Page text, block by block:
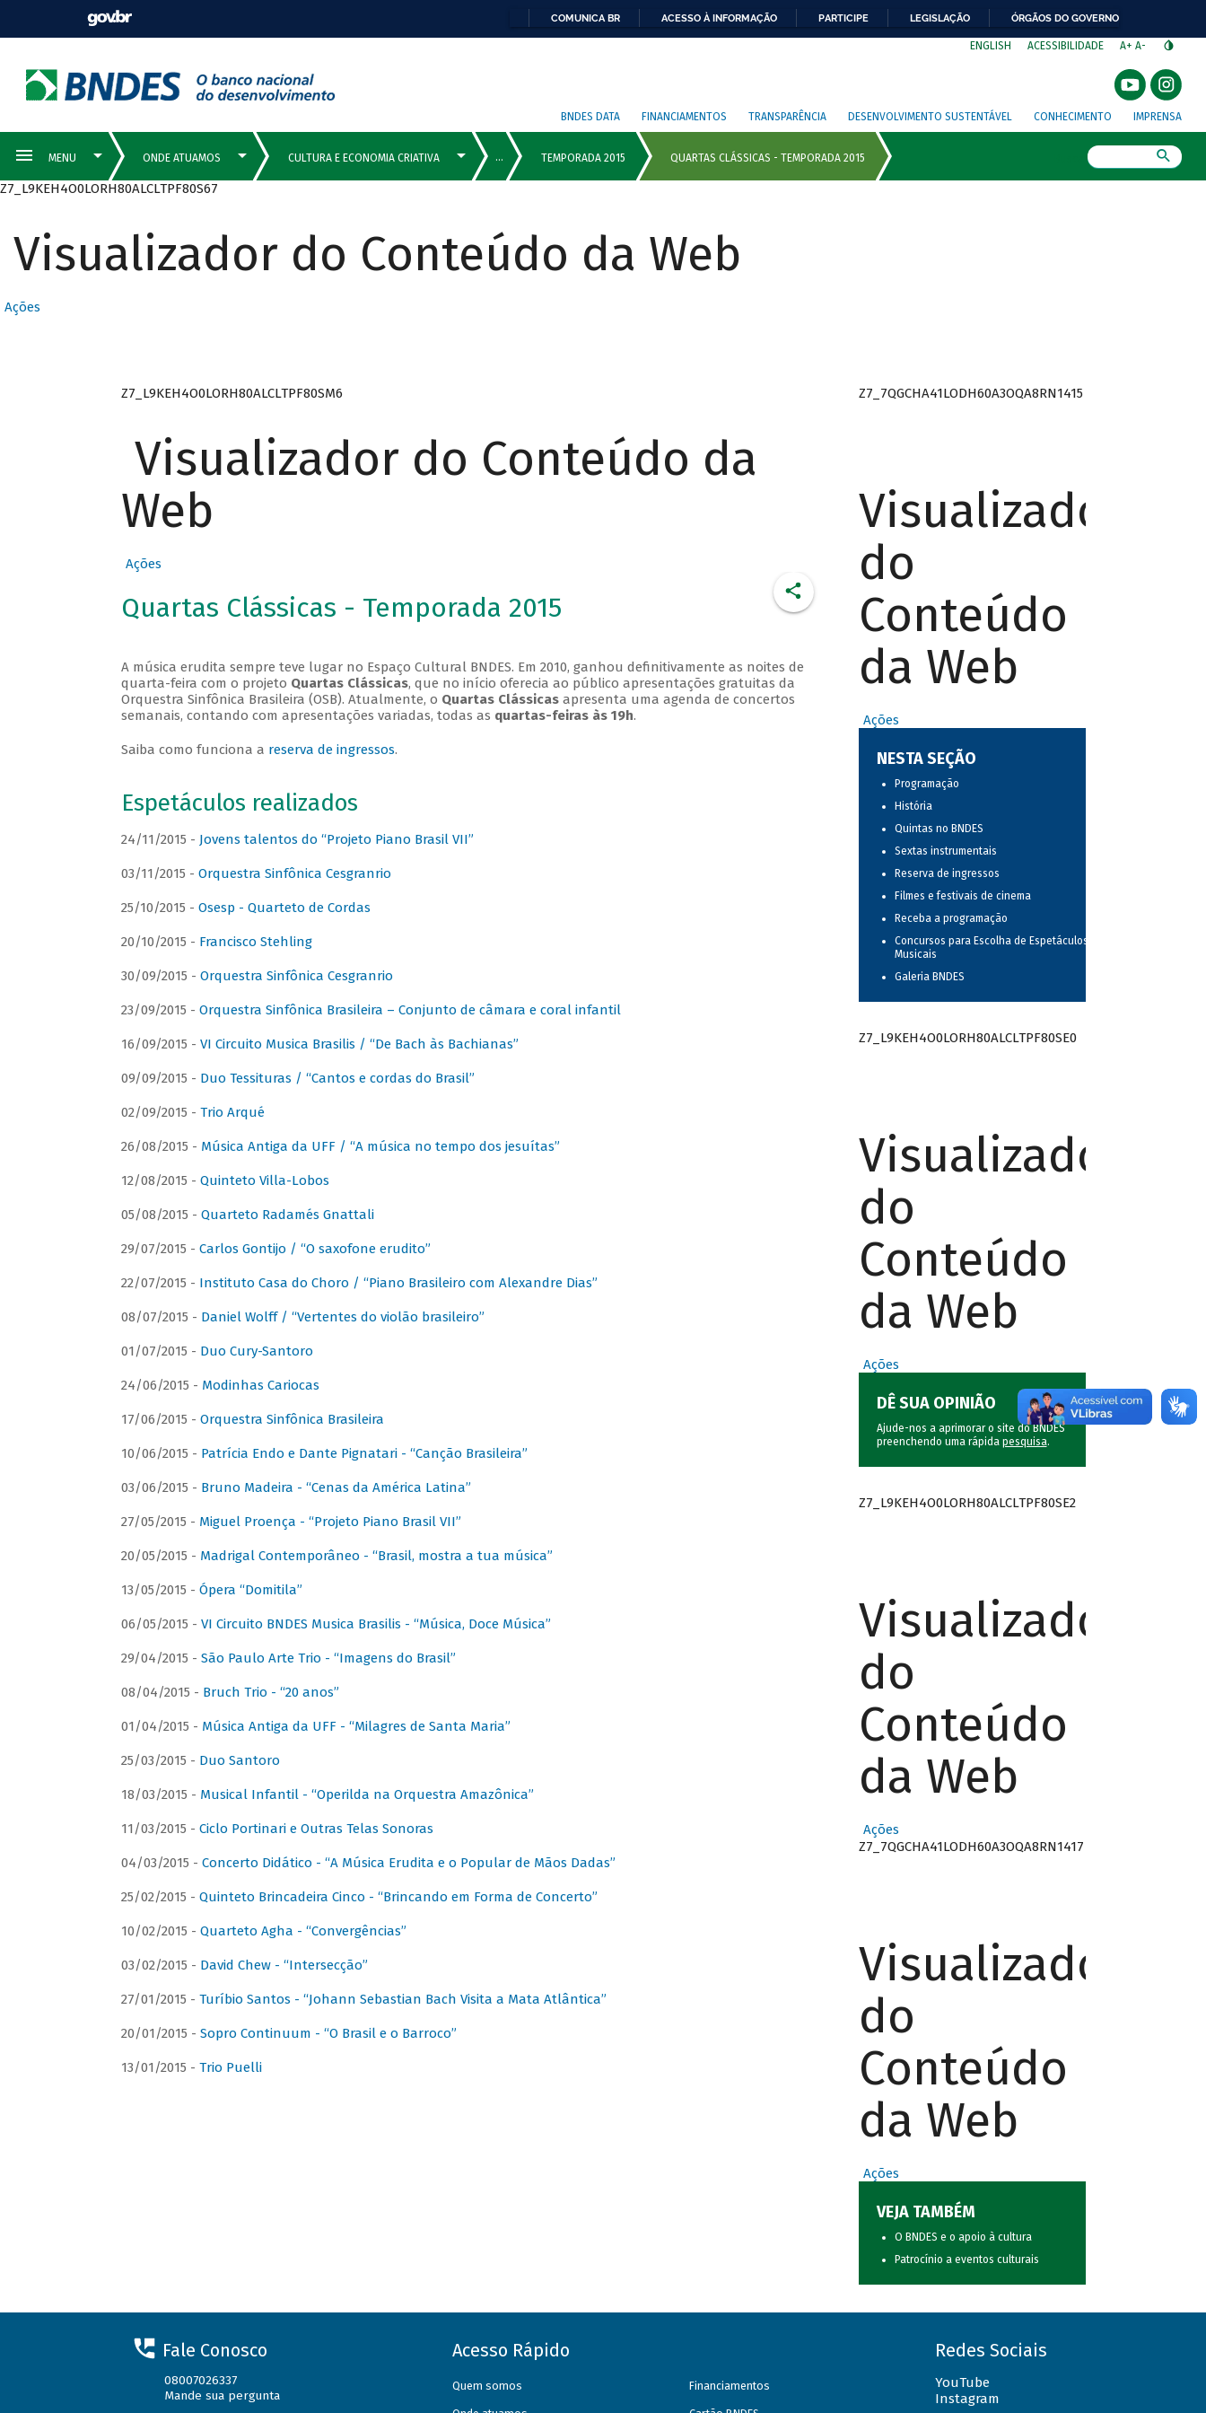
COMUNICA BR ACESSO À INFORMAÇÃO PARTICIPE LEGISLAÇÃO ÓRGÃOS DO GOVERNO
ENGLISH ACESSIBILIDADE A+ A-
BNDES DATA FINANCIAMENTOS TRANSPARÊNCIA DESENVOLVIMENTO SUSTENTÁVEL CONHECIMENTO IMPRENSA
Z7_L9KEH4O0LORH80ALCLTPF80S67
Visualizador do Conteúdo da Web
Ações
Z7_L9KEH4O0LORH80ALCLTPF80SM6
Visualizador do Conteúdo da
Web
Ações
Quartas Clássicas - Temporada 2015
A música erudita sempre teve lugar no Espaço Cultural BNDES. Em 2010, ganhou definitivamente as noites de
quarta-feira com o projeto Quartas Clássicas, que no início oferecia ao público apresentações gratuitas da
Orquestra Sinfônica Brasileira (OSB). Atualmente, o Quartas Clássicasapresenta uma agenda de concertos
semanais, contando com apresentações variadas, todas as quartas-feiras às 19h.
Saiba como funciona a reserva de ingressos.
Espetáculos realizados
24/11/2015 - Jovens talentos do “Projeto Piano Brasil VII”
03/11/2015 - Orquestra Sinfônica Cesgranrio
25/10/2015 - Osesp - Quarteto de Cordas
20/10/2015 - Francisco Stehling
30/09/2015 - Orquestra Sinfônica Cesgranrio
23/09/2015 - Orquestra Sinfônica Brasileira – Conjunto de câmara e coral infantil
16/09/2015 - VI Circuito Musica Brasilis / “De Bach às Bachianas”
09/09/2015 - Duo Tessituras / “Cantos e cordas do Brasil”
02/09/2015 - Trio Arqué
26/08/2015 - Música Antiga da UFF / “A música no tempo dos jesuítas”
12/08/2015 - Quinteto Villa-Lobos
05/08/2015 - Quarteto Radamés Gnattali
29/07/2015 - Carlos Gontijo / “O saxofone erudito”
22/07/2015 - Instituto Casa do Choro / “Piano Brasileiro com Alexandre Dias”
08/07/2015 - Daniel Wolff / “Vertentes do violão brasileiro”
01/07/2015 - Duo Cury-Santoro
24/06/2015 - Modinhas Cariocas
17/06/2015 - Orquestra Sinfônica Brasileira
10/06/2015 - Patrícia Endo e Dante Pignatari - “Canção Brasileira”
03/06/2015 - Bruno Madeira - “Cenas da América Latina”
27/05/2015 - Miguel Proença - “Projeto Piano Brasil VII”
20/05/2015 - Madrigal Contemporâneo - “Brasil, mostra a tua música”
13/05/2015 - Ópera “Domitila”
06/05/2015 - VI Circuito BNDES Musica Brasilis - “Música, Doce Música”
29/04/2015 - São Paulo Arte Trio - “Imagens do Brasil”
08/04/2015 - Bruch Trio - “20 anos”
01/04/2015 - Música Antiga da UFF - “Milagres de Santa Maria”
25/03/2015 - Duo Santoro
18/03/2015 - Musical Infantil - “Operilda na Orquestra Amazônica”
11/03/2015 - Ciclo Portinari e Outras Telas Sonoras
04/03/2015 - Concerto Didático - “A Música Erudita e o Popular de Mãos Dadas”
25/02/2015 - Quinteto Brincadeira Cinco - “Brincando em Forma de Concerto”
10/02/2015 - Quarteto Agha - “Convergências”
03/02/2015 - David Chew - “Intersecção”
27/01/2015 - Turíbio Santos - “Johann Sebastian Bach Visita a Mata Atlântica”
20/01/2015 - Sopro Continuum - “O Brasil e o Barroco”
13/01/2015 - Trio Puelli
Z7_7QGCHA41LODH60A3OQA8RN1415
Visualizador
do
Conteúdo
da Web
Ações
NESTA SEÇÃO
Programação
História
Quintas no BNDES
Sextas instrumentais
Reserva de ingressos
Filmes e festivais de cinema
Receba a programação
Concursos para Escolha de Espetáculos
Musicais
Galeria BNDES
Z7_L9KEH4O0LORH80ALCLTPF80SE0
Visualizador
do
Conteúdo
da Web
Ações
DÊ SUA OPINIÃO
Ajude-nos a aprimorar o site do BNDES
preenchendo uma rápida pesquisa.
Z7_L9KEH4O0LORH80ALCLTPF80SE2
Visualizador
do
Conteúdo
da Web
Ações
Z7_7QGCHA41LODH60A3OQA8RN1417
Visualizador
do
Conteúdo
da Web
Ações
VEJA TAMBÉM
O BNDES e o apoio à cultura
Patrocínio a eventos culturais
Fale Conosco
08007026337
Mande sua pergunta
Acesso Rápido
Quem somos Financiamentos
Redes Sociais
YouTube
Instagram